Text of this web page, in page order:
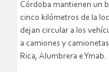
Córdoba mantienen un
cinco kilómetros de la
dejan circular a los
a camiones y
Rica, Alumbrera e Ymab.